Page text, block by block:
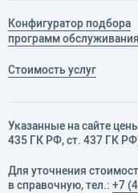
Конфигуратор подбора
программ обслуживания
Стоимость услуг
Указанные на сайте
435 ГК РФ, cт. 437 ГК
Для уточнения
в справочную, тел.: +7